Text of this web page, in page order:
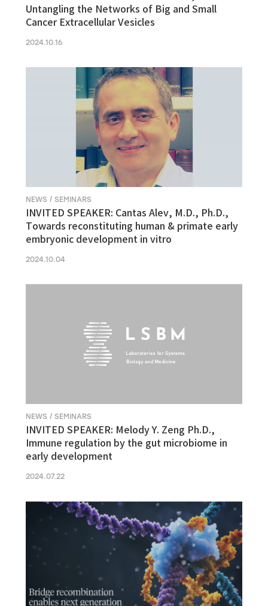
Untangling the Networks of Big and Small
Cancer Extracellular Vesicles
2024.10.16
NEWS / SEMINARS
INVITED SPEAKER: Cantas Alev, M.D., Ph.D.,
Towards reconstituting human & primate early
embryonic development in vitro
2024.10.04
NEWS / SEMINARS
INVITED SPEAKER: Melody Y. Zeng Ph.D.,
Immune regulation by the gut microbiome in
early development
2024.07.22